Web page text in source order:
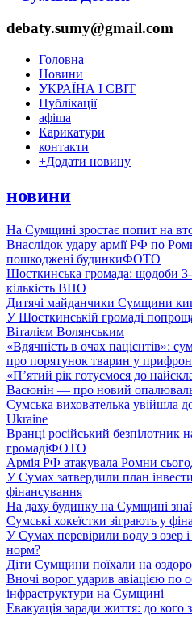
debaty.sumy@gmail.com
Головна
Новини
УКРАЇНА І СВІТ
Публікації
афіша
Карикатури
контакти
+Додати новину
новини
На Сумщині зростає попит на
Внаслідок удару армії РФ по
пошкоджені будинкиФОТО
Шосткинська громада: щодоби 3-
кількість ВПО
Дитячі майданчики Сумщини
У Шосткинській громаді
Віталієм Волянським
«Вдячність в очах пацієнтів»:
про порятунок тварин у
«П’ятий рік готуємося до
Васюнін — про новий
Сумська вихователька увійшла
Ukraine
Вранці російський безпілотник
громадіФОТО
Армія РФ атакувала Ромни
У Сумах затвердили план
фінансування
На даху будинку на Сумщині
Сумські хокеїстки зіграють у
У Сумах перевірили воду з озер
норм?
Діти Сумщини поїхали на
Вночі ворог ударив авіацією по
інфраструктури на Сумщині
Евакуація заради життя: до